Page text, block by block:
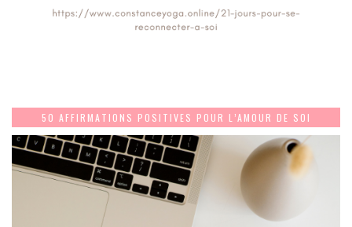
50 AFFIRMATIONS POSITIVES POUR L’AMOUR DE SOI